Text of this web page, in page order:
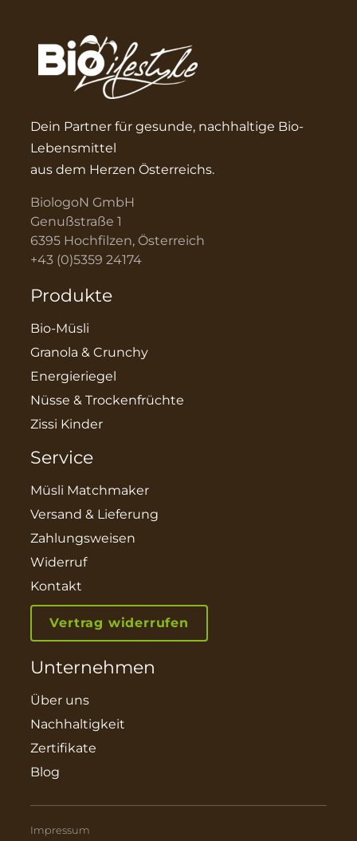
Dein Partner für gesunde, nachhaltige Bio-
Lebensmittel
aus dem Herzen Österreichs.
BiologoN GmbH
Genußstraße 1
6395 Hochfilzen, Österreich
+43 (0)5359 24174
Produkte
Bio-Müsli
Granola & Crunchy
Energieriegel
Nüsse & Trockenfrüchte
Zissi Kinder
Service
Müsli Matchmaker
Versand & Lieferung
Zahlungsweisen
Widerruf
Kontakt
Vertrag widerrufen
Unternehmen
Über uns
Nachhaltigkeit
Zertifikate
Blog
Impressum